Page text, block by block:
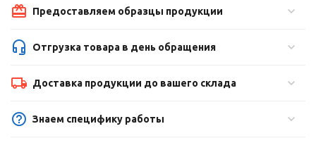
Предоставляем образцы продукции
Отгрузка товара в день обращения
Доставка продукции до вашего склада
Знаем специфику работы